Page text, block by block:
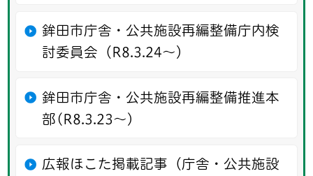
鉾田市庁舎・公共施設再編整備庁内検
討委員会（R8.3.24～）
鉾田市庁舎・公共施設再編整備推進本
部(R8.3.23～)
広報ほこた掲載記事（庁舎・公共施設